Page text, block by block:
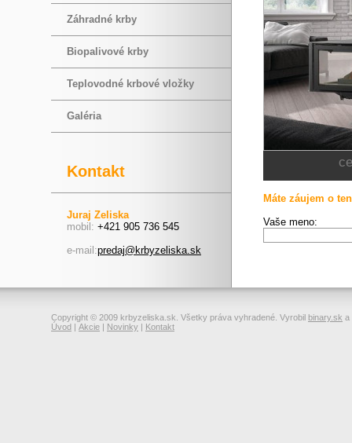
Záhradné krby
Biopalivové krby
Teplovodné krbové vložky
Galéria
Kontakt
Juraj Zeliska
mobil: +421 905 736 545
e-mail:predaj@krbyzeliska.sk
Máte záujem o
Vaše meno:
Copyright © 2009 krbyzeliska.sk. Všetky práva vyhradené. Vyrobil binary.sk a
Úvod | Akcie | Novinky | Kontakt